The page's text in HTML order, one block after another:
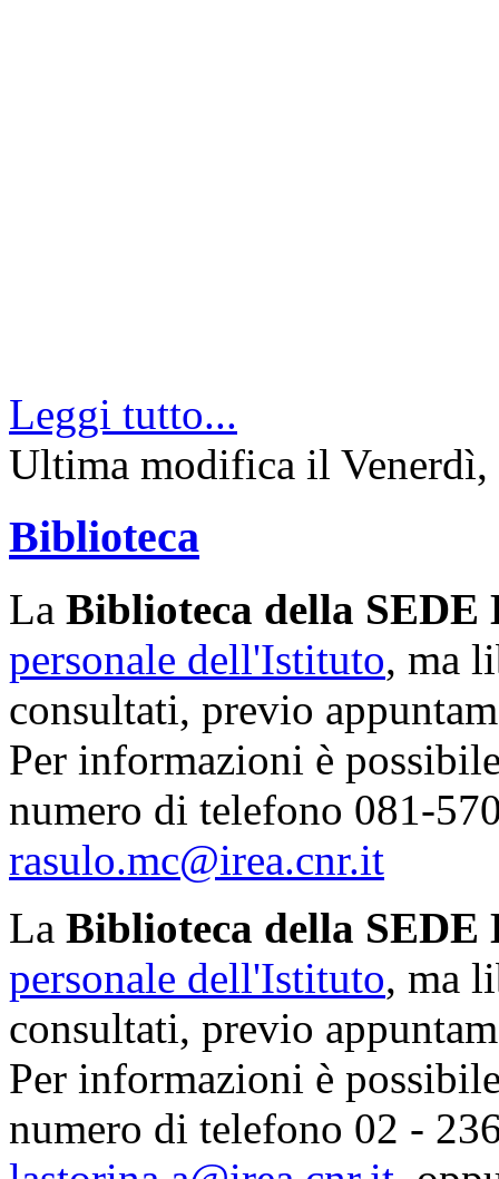
Leggi tutto...
Ultima modifica il
Biblioteca
La Biblioteca della
personale dell'Istituto, ma
consultati, previo
Per informazioni è
numero di telefono 081-
rasulo.mc@irea.cnr.it
La Biblioteca della
personale dell'Istituto, ma
consultati, previo
Per informazioni è
numero di telefono 02 -